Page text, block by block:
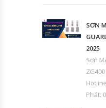
SƠN
2025
Sơn
Phát: